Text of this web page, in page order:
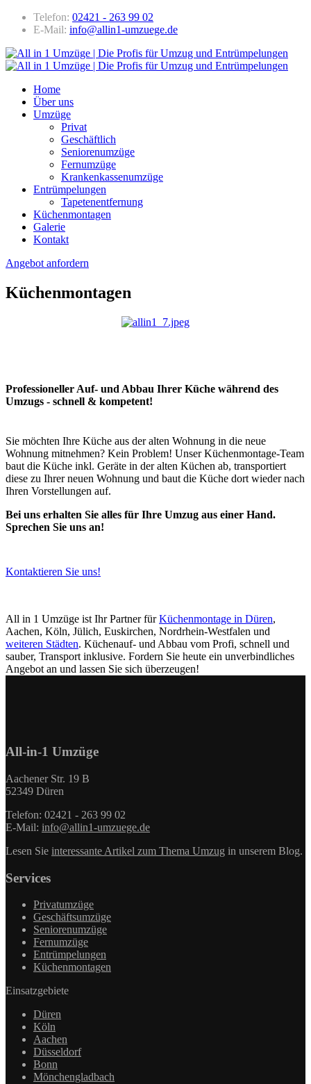
Telefon: 02421 - 263 99 02
E-Mail: info@allin1-umzuege.de
Home
Über uns
Umzüge
Privat
Geschäftlich
Seniorenumzüge
Fernumzüge
Krankenkassenumzüge
Entrümpelungen
Tapetenentfernung
Küchenmontagen
Galerie
Kontakt
Angebot anfordern
Küchenmontagen
Professioneller Auf- und Abbau Ihrer Küche während des
Umzugs - schnell & kompetent!
Sie möchten Ihre Küche aus der alten Wohnung in die neue
Wohnung mitnehmen? Kein Problem! Unser Küchenmontage-Team
baut die Küche inkl. Geräte in der alten Küchen ab, transportiert
diese zu Ihrer neuen Wohnung und baut die Küche dort wieder nach
Ihren Vorstellungen auf.
Bei uns erhalten Sie alles für Ihre Umzug aus einer Hand.
Sprechen Sie uns an!
Kontaktieren Sie uns!
All in 1 Umzüge ist Ihr Partner fürKüchenmontage in Düren,
Aachen, Köln, Jülich, Euskirchen, Nordrhein-Westfalen und
weiteren Städten. Küchenauf- und Abbau vom Profi, schnell und
sauber, Transport inklusive. Fordern Sie heute ein unverbindliches
Angebot an und lassen Sie sich überzeugen!
All-in-1 Umzüge
Aachener Str. 19 B
52349 Düren
Telefon: 02421 - 263 99 02
E-Mail: info@allin1-umzuege.de
Lesen Sie interessante Artikel zum Thema Umzug in unserem Blog.
Services
Privatumzüge
Geschäftsumzüge
Seniorenumzüge
Fernumzüge
Entrümpelungen
Küchenmontagen
Einsatzgebiete
Düren
Köln
Aachen
Düsseldorf
Bonn
Mönchengladbach